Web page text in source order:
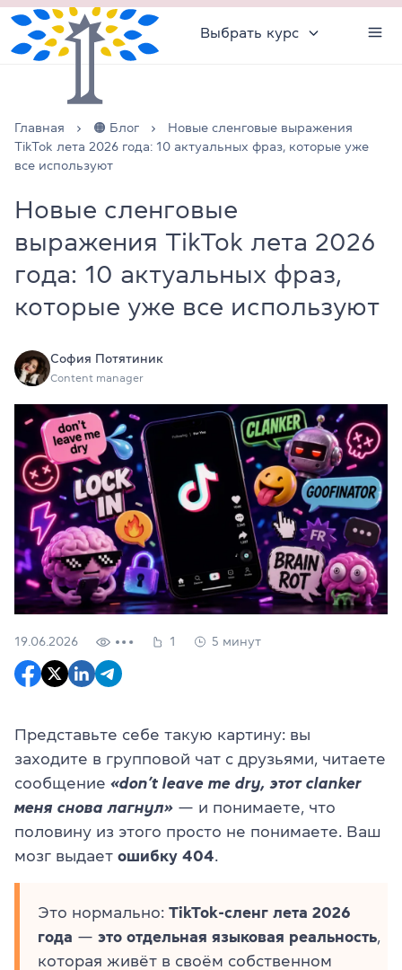
Выбрать курс
Главная 🟠 Блог
Новые сленговые выражения
TikTok лета 2026 года: 10 актуальных фраз, которые уже
все используют
Новые сленговые
выражения TikTok лета 2026
года: 10 актуальных фраз,
которые уже все используют
София Потятиник
Content manager
19.06.2026 1 5 минут
Представьте себе такую картину: вы
заходите в групповой чат с друзьями, читаете
сообщение «don’t leave me dry, этот clanker
меня снова лагнул» — и понимаете, что
половину из этого просто не понимаете. Ваш
мозг выдает ошибку 404.
Это нормально: TikTok-сленг лета 2026
года — это отдельная языковая реальность,
которая живёт в своём собственном